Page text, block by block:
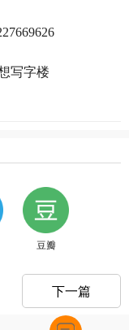
写字楼
豆瓣
下一篇